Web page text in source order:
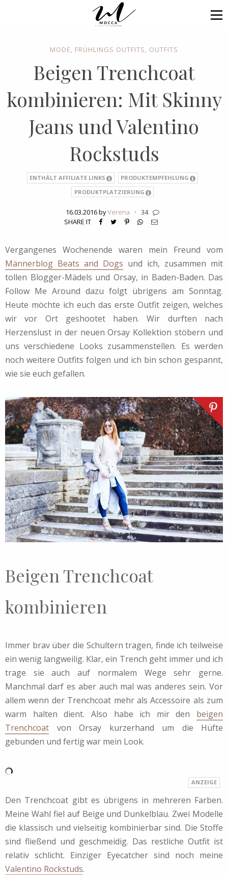
MODE, FRÜHLINGS OUTFITS, OUTFITS
Beigen Trenchcoat
kombinieren: Mit Skinny
Jeans und Valentino
Rockstuds
ENTHÄLT AFFILIATE LINKS
PRODUKTEMPFEHLUNG
PRODUKTPLATZIERUNG
16.03.2016 byVerena ·
34
SHARE IT
Vergangenes Wochenende waren mein Freund vom
Männerblog Beats and Dogs und ich, zusammen mit
tollen Blogger-Mädels und Orsay, in Baden-Baden. Das
Follow Me Around dazu folgt übrigens am Sonntag.
Heute möchte ich euch das erste Outfit zeigen, welches
wir vor Ort geshootet haben. Wir durften nach
Herzenslust in der neuen Orsay Kollektion stöbern und
uns verschiedene Looks zusammenstellen. Es werden
noch weitere Outfits folgen und ich bin schon gespannt,
wie sie euch gefallen.
Beigen Trenchcoat
kombinieren
Immer brav über die Schultern tragen, finde ich teilweise
ein wenig langweilig. Klar, ein Trench geht immer und ich
trage sie auch auf normalem Wege sehr gerne.
Manchmal darf es aber auch mal was anderes sein. Vor
allem wenn der Trenchcoat mehr als Accessoire als zum
warm halten dient. Also habe ich mir den beigen
Trenchcoat von Orsay kurzerhand um die Hüfte
gebunden und fertig war mein Look.
Den Trenchcoat gibt es übrigens in mehreren Farben.
Meine Wahl fiel auf Beige und Dunkelblau. Zwei Modelle
die klassisch und vielseitig kombinierbar sind. Die Stoffe
sind fließend und geschmeidig. Das restliche Outfit ist
relativ schlicht. Einziger Eyecatcher sind noch meine
Valentino Rockstuds.